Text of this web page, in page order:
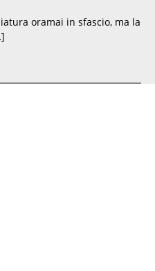
oramai in sfascio, ma la